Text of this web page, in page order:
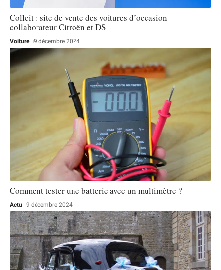
Collcit : site de vente des voitures d’occasion
collaborateur Citroën et DS
Voiture 9 décembre 2024
Comment tester une batterie avec un multimètre ?
Actu 9 décembre 2024